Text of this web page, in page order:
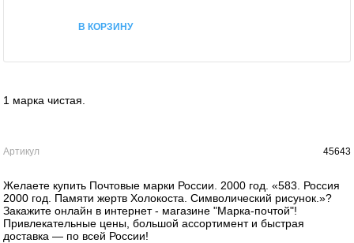
В КОРЗИНУ
1 марка чистая.
Артикул 45643
Желаете купить Почтовые марки России. 2000 год. «583. Россия
2000 год. Памяти жертв Холокоста. Символический рисунок.»?
Закажите онлайн в интернет - магазине "Марка-почтой"!
Привлекательные цены, большой ассортимент и быстрая
доставка — по всей России!